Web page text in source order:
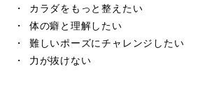
カラダをもっと整えたい
体の癖と理解したい
難しいポーズにチャレンジしたい
力が抜けない